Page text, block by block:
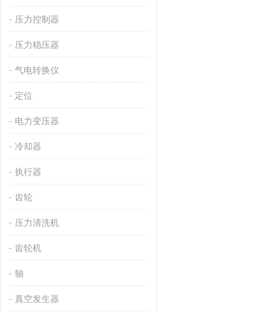
压力控制器
压力稳压器
气电转换仪
定位
电力变压器
冷却器
执行器
齿轮
压力清洗机
齿轮机
轴
真空发生器